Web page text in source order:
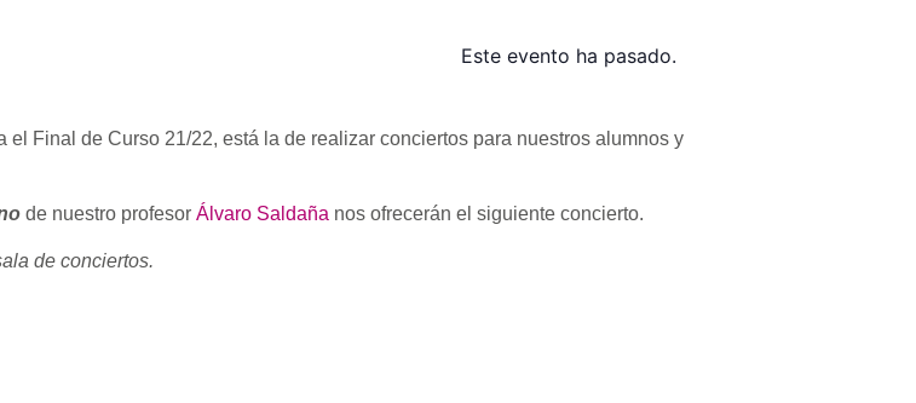
Este evento ha pasado.
Final de Curso 21/22, está la de realizar conciertos para nuestros alumnos y
de nuestro profesor Álvaro Saldaña nos ofrecerán el siguiente concierto.
de conciertos.